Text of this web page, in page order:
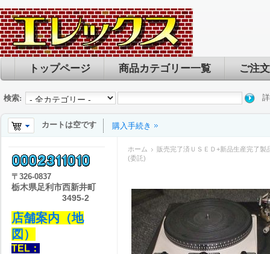
トップページ 商品カテゴリー一覧 ご注
検索:
カートは空です 購入手続き
ホーム
販売完了済ＵＳＥＤ+新品生産完了製
(委託)
〒 326-0837
栃木県足利市西新井町
3495-2
店舗案内（地
図）
TEL：